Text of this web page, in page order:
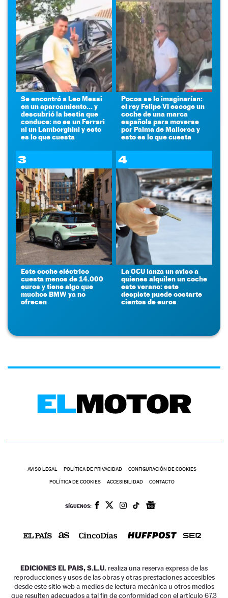
Se encontró a Leo Messi
en un aparcamiento... y
descubrió la bestia que
conduce: no es un Ferrari
ni un Lamborghini y esto
es lo que cuesta
Pocos se lo imaginarían:
el rey Felipe VI escoge un
coche de una marca
española para moverse
por Palma de Mallorca y
esto es lo que cuesta
3
Este coche eléctrico
cuesta menos de 14.000
euros y tiene algo que
muchos BMW ya no
ofrecen
4
La OCU lanza un aviso a
quienes alquilen un coche
este verano: este
despiste puede costarte
cientos de euros
AVISO LEGAL POLÍTICA DE PRIVACIDAD CONFIGURACIÓN DE COOKIES
POLÍTICA DE COOKIES ACCESIBILIDAD CONTACTO
SÍGUENOS:
EDICIONES EL PAIS, S.L.U. realiza una reserva expresa de las
reproducciones y usos de las obras y otras prestaciones accesibles
desde este sitio web a medios de lectura mecánica u otros medios
que resulten adecuados a tal fin de conformidad con el artículo 67.3